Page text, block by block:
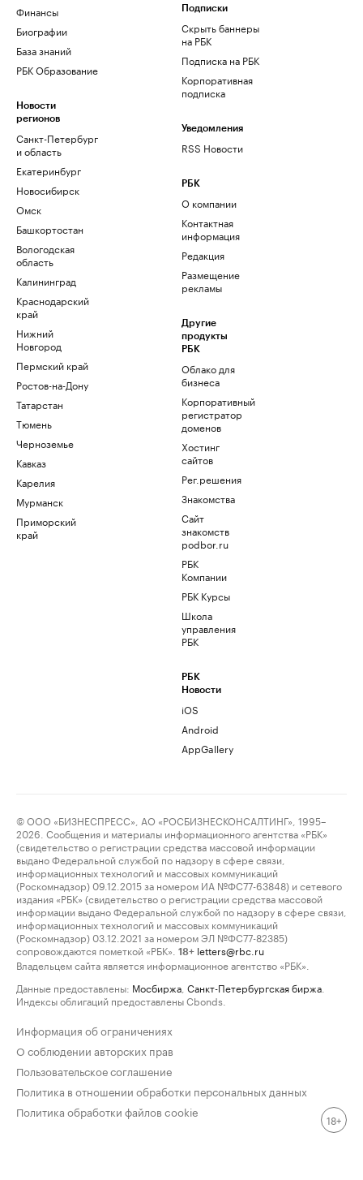
Финансы
Биографии
База знаний
РБК Образование
Новости
регионов
Санкт-Петербург
и область
Екатеринбург
Новосибирск
Омск
Башкортостан
Вологодская
область
Калининград
Краснодарский
край
Нижний
Новгород
Пермский край
Ростов-на-Дону
Татарстан
Тюмень
Черноземье
Кавказ
Карелия
Мурманск
Приморский
край
Подписки
Скрыть баннеры
на РБК
Подписка на РБК
Корпоративная
подписка
Уведомления
RSS Новости
РБК
О компании
Контактная
информация
Редакция
Размещение
рекламы
Другие
продукты
РБК
Облако для
бизнеса
Корпоративный
регистратор
доменов
Хостинг
сайтов
Рег.решения
Знакомства
Сайт
знакомств
podbor.ru
РБК
Компании
РБК Курсы
Школа
управления
РБК
РБК
Новости
iOS
Android
AppGallery
© ООО «БИЗНЕСПРЕСС», АО «РОСБИЗНЕСКОНСАЛТИНГ», 1995–
2026. Сообщения и материалы информационного агентства «РБК»
(свидетельство о регистрации средства массовой информации
выдано Федеральной службой по надзору в сфере связи,
информационных технологий и массовых коммуникаций
(Роскомнадзор) 09.12.2015 за номером ИА №ФС77-63848) и сетевого
издания «РБК» (свидетельство о регистрации средства массовой
информации выдано Федеральной службой по надзору в сфере связи,
информационных технологий и массовых коммуникаций
(Роскомнадзор) 03.12.2021 за номером ЭЛ №ФС77-82385)
сопровождаются пометкой «РБК».
18+ letters@rbc.ru
Владельцем сайта является информационное агентство «РБК».
Данные предоставлены: Мосбиржа Санкт-Петербургская биржа
Индексы облигаций предоставлены Cbonds.
Информация об ограничениях
О соблюдении авторских прав
Пользовательское соглашение
Политика в отношении обработки персональных данных
Политика обработки файлов cookie
18+